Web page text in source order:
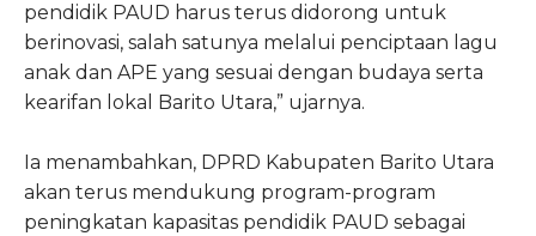
pendidik PAUD harus terus didorong untuk
berinovasi, salah satunya melalui penciptaan lagu
anak dan APE yang sesuai dengan budaya serta
kearifan lokal Barito Utara,” ujarnya.
Ia menambahkan, DPRD Kabupaten Barito Utara
akan terus mendukung program-program
peningkatan kapasitas pendidik PAUD sebagai